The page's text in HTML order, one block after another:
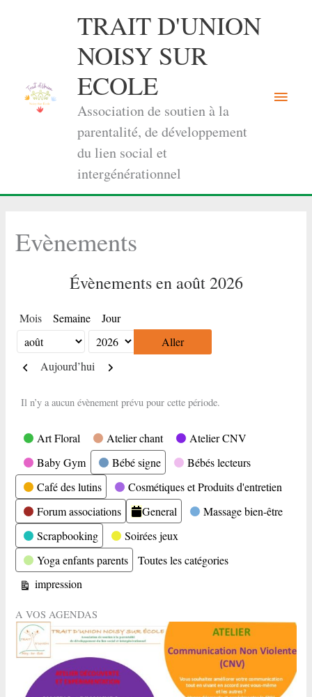
TRAIT D'UNION
NOISY SUR
ECOLE
Association de soutien à la
parentalité, de développement
du lien social et
intergénérationnel
Menu
Evènements
Évènements en août 2026
Mois Semaine Jour
Mois
Année
Précédent
Aujourd’hui Suivant
Il n’y a aucun évènement prévu pour cette période.
Catégories
Art Floral Atelier chant
Atelier CNV
Baby Gym
Bébé signe
Bébés lecteurs
Café des lutins
Cosmétiques et Produits d'entretien
Forum associations
General
Massage bien-être
Scrapbooking
Soirées jeux
Yoga enfants parents
Toutes les catégories
Vue
impression
A VOS AGENDAS